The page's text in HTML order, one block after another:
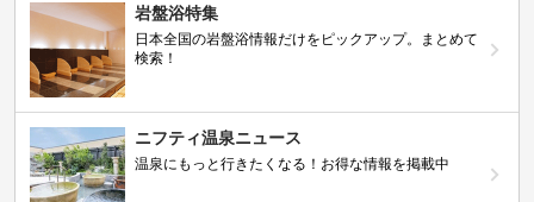
岩盤浴特集
日本全国の岩盤浴情報だけをピックアップ。まとめて
検索！
ニフティ温泉ニュース
温泉にもっと行きたくなる！お得な情報を掲載中